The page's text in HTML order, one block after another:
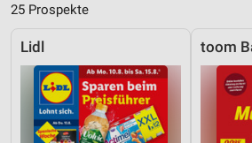
25 Prospekte
Lidl toom